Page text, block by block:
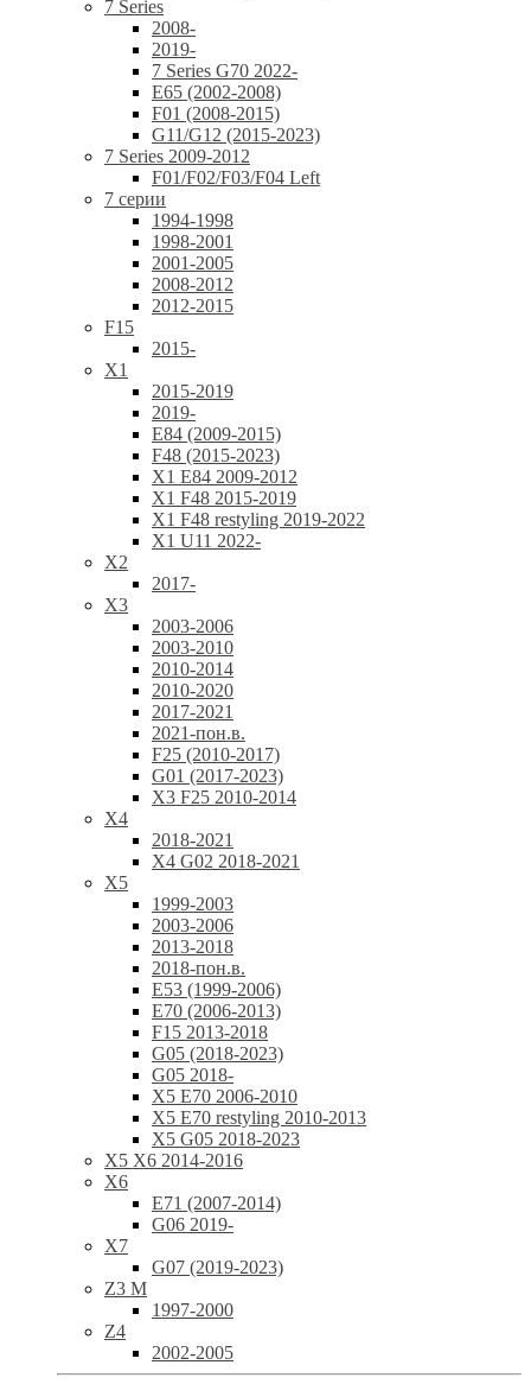
7 Series
2008-
2019-
7 Series G70 2022-
E65 (2002-2008)
F01 (2008-2015)
G11/G12 (2015-2023)
7 Series 2009-2012
F01/F02/F03/F04 Left
7 серии
1994-1998
1998-2001
2001-2005
2008-2012
2012-2015
F15
2015-
X1
2015-2019
2019-
E84 (2009-2015)
F48 (2015-2023)
X1 E84 2009-2012
X1 F48 2015-2019
X1 F48 restyling 2019-2022
X1 U11 2022-
X2
2017-
X3
2003-2006
2003-2010
2010-2014
2010-2020
2017-2021
2021-пон.в.
F25 (2010-2017)
G01 (2017-2023)
X3 F25 2010-2014
X4
2018-2021
X4 G02 2018-2021
X5
1999-2003
2003-2006
2013-2018
2018-пон.в.
E53 (1999-2006)
E70 (2006-2013)
F15 2013-2018
G05 (2018-2023)
G05 2018-
X5 E70 2006-2010
X5 E70 restyling 2010-2013
X5 G05 2018-2023
X5 X6 2014-2016
X6
E71 (2007-2014)
G06 2019-
X7
G07 (2019-2023)
Z3 M
1997-2000
Z4
2002-2005